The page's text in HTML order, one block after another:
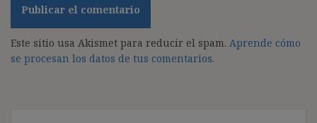
Este sitio usa Akismet para reducir el spam. Aprende cómo
se procesan los datos de tus comentarios.